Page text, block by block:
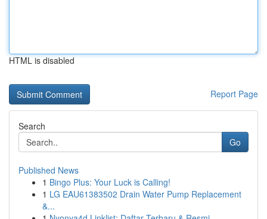
HTML is disabled
Report Page
Search
Go
Published News
1 Bingo Plus: Your Luck is Calling!
1 LG EAU61383502 Drain Water Pump Replacement
&...